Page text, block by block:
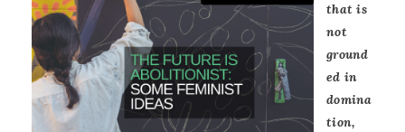
that is
not
ground
ed in
domina
tion,